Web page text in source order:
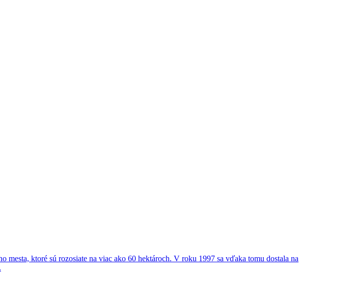
ktoré sú rozosiate na viac ako 60 hektároch. V roku 1997 sa vďaka tomu dostala na